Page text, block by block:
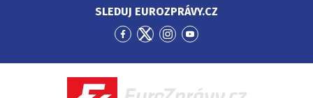
SLEDUJ EUROZPRÁVY.CZ
Přejít
Facebook
Přejít
Twitter
Přejít
Instagram
Přejít
YouTube
EuroZprávy.cz